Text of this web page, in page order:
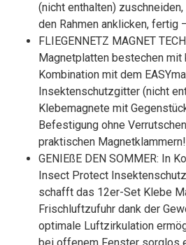
(nicht enthalten)
den Rahmen anklicken, fertig
FLIEGENNETZ MAGNET
Magnetplatten bestechen mit
Kombination mit dem
Insektenschutzgitter (nicht
Klebemagnete mit
Befestigung ohne
praktischen Magnetklammern!
GENIEßE DEN SOMMER: In
Insect Protect
schafft das 12er-Set Klebe
Frischluftzufuhr dank der
optimale Luftzirkulation